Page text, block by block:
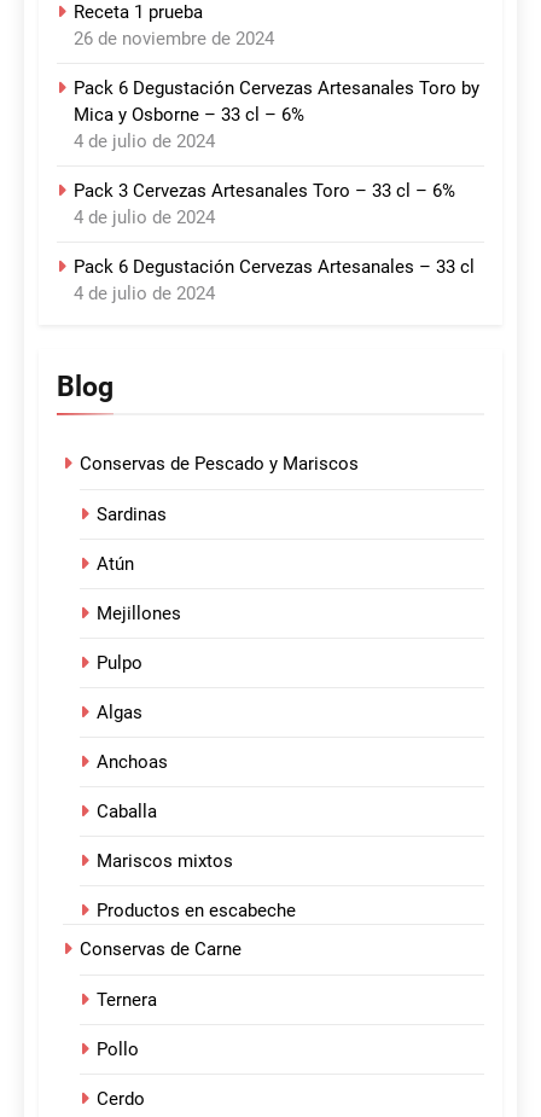
Receta 1 prueba
26 de noviembre de 2024
Pack 6 Degustación Cervezas Artesanales Toro by
Mica y Osborne – 33 cl – 6%
4 de julio de 2024
Pack 3 Cervezas Artesanales Toro – 33 cl – 6%
4 de julio de 2024
Pack 6 Degustación Cervezas Artesanales – 33 cl
4 de julio de 2024
Blog
Conservas de Pescado y Mariscos
Sardinas
Atún
Mejillones
Pulpo
Algas
Anchoas
Caballa
Mariscos mixtos
Productos en escabeche
Conservas de Carne
Ternera
Pollo
Cerdo